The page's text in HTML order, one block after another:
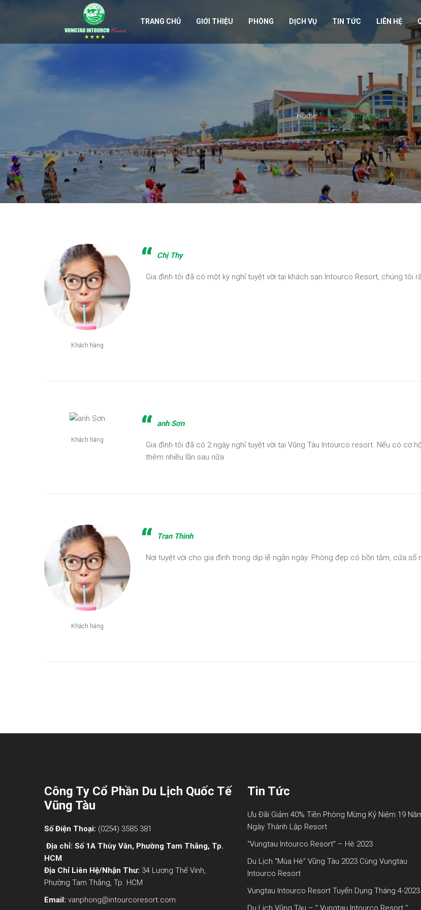
TRANG CHỦ GIỚI THIỆU PHÒNG DỊCH VỤ TIN TỨC LIÊN HỆ
Vũng Tàu Intourco
Home
Testimonials
Khách hàng
Chị Thy
Gia đình tôi đã có một kỳ nghỉ tuyệt vời tại khách sạn Intourco Resort, chúng tôi
Khách hàng
anh Sơn
Gia đình tôi đã có 2 ngày nghỉ tuyệt vời tại Vũng Tàu Intourco resort. Nếu có cơ
thêm nhiều lần sau nữa
Khách hàng
Tran Thinh
Nơi tuyệt vời cho gia đình trong dịp lễ ngắn ngày. Phòng đẹp có bồn tắm, cửa sổ
Công Ty Cổ Phần Du Lịch Quốc Tế
Vũng Tàu
Số Điện Thoại: (0254) 3585 381
Địa chỉ: Số 1A Thùy Vân, Phường Tam Thắng, Tp.
HCM
Địa Chỉ Liên Hệ/nhận Thư: 34 Lương Thế Vinh,
Phường Tam Thắng, Tp. HCM
Email: vanphong@intourcoresort.com
Tin Tức
Ưu Đãi Giảm 40% Tiền Phòng Mừng Kỷ Niệm 19
Ngày Thành Lập Resort
“Vungtau Intourco Resort” – Hè 2023
Du Lịch “mùa Hè” Vũng Tàu 2023 Cùng Vungtau
Intourco Resort
Vungtau Intourco Resort Tuyển Dụng Tháng 4-2023
Du Lịch Vũng Tàu – ” Vungtau Intourco Resort “